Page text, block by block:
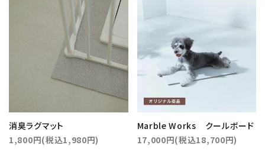
消臭ラグマット
1,800円(税込1,980円)
Marble Works クールボード
17,000円(税込18,700円)